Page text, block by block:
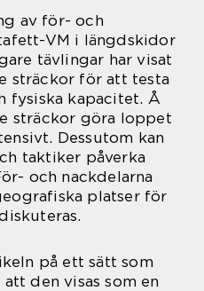
av för- och
VM i längdskidor
tävlingar har visat
sträckor för att testa
fysiska kapacitet. Å
sträckor göra loppet
Dessutom kan
taktiker påverka
och nackdelarna
platser för
på ett sätt som
den visas som en